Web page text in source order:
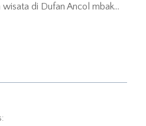
wisata di Dufan Ancol mbak…